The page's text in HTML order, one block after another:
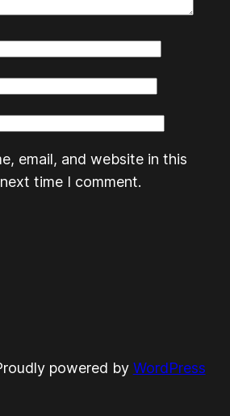
email, and website in this
time I comment.
powered by WordPress